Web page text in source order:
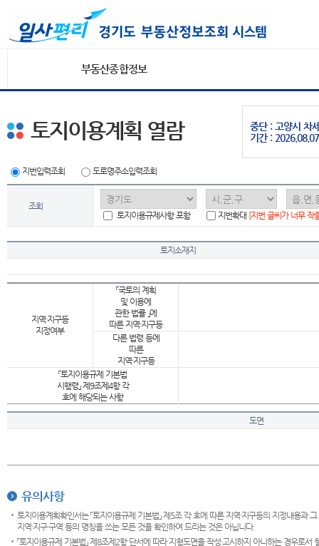
부동산종합정보
중단 : 고양시 차
기간 :
토지이용계획 열람
지번입력조회 도로명주소입력조회
조회
토지이용규제사항 포함
지번확대 [지번 글씨가 너무 작
토지소재지
지역·지구등
지정여부
「국토의 계획
및 이용에
관한 법률 」에
따른 지역·지구등
다른 법령 등에
따른
지역·지구등
「토지이용규제 기본법
시행령」 제9조제4항 각
호에 해당되는 사항
도면
유의사항
토지이용계획확인서는 「토지이용규제 기본법」 제5조 각 호에 따른 지역·지구등의 지정내용
지역·지구·구역 등의 명칭을 쓰는 모든 것을 확인하여 드리는 것은 아닙니다.
「토지이용규제 기본법」 제8조제2항 단서에 따라 지형도면을 작성·고시하지 아니하는 경우로